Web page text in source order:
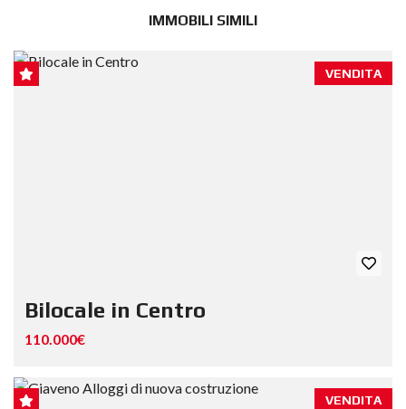
IMMOBILI SIMILI
VENDITA
Bilocale in Centro
110.000€
VENDITA